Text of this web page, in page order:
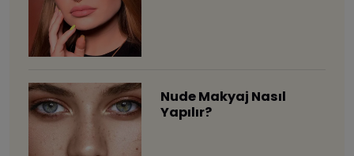
Nude Makyaj Nasıl
Yapılır?